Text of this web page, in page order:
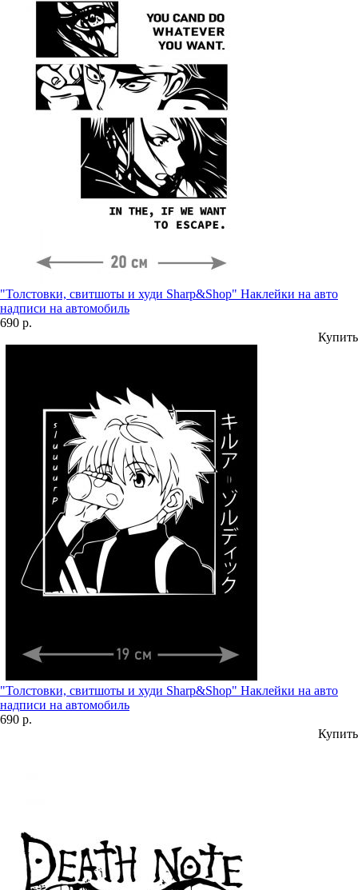
"Толстовки, свитшоты и худи Sharp&Shop" Наклейки на авто
надписи на автомобиль
690 р.
Купить
"Толстовки, свитшоты и худи Sharp&Shop" Наклейки на авто
надписи на автомобиль
690 р.
Купить